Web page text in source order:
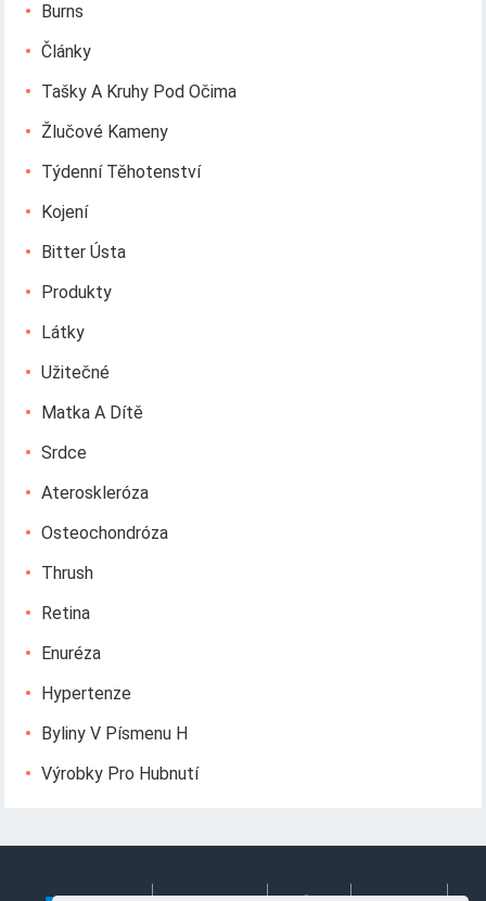
Burns
Články
Tašky A Kruhy Pod Očima
Žlučové Kameny
Týdenní Těhotenství
Kojení
Bitter Ústa
Produkty
Látky
Užitečné
Matka A Dítě
Srdce
Ateroskleróza
Osteochondróza
Thrush
Retina
Enuréza
Hypertenze
Byliny V Písmenu H
Výrobky Pro Hubnutí